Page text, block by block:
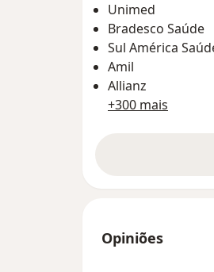
Unimed
Bradesco Saúde
Sul América
Amil
Allianz
+300 mais
Opiniões